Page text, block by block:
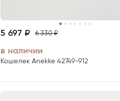
6 330 ₽
5 697 ₽
в наличии
Кошелек Anekke 42749-912